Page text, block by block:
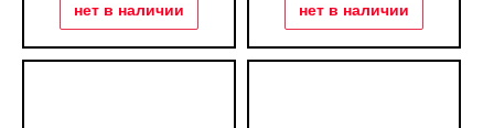
нет в наличии нет в наличии